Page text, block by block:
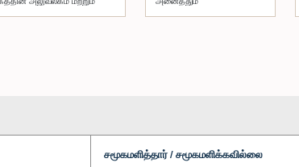
சமூகமளித்தார் / சமூகமளிக்கவில்லை